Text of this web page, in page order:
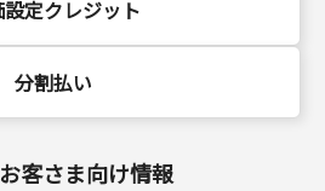
定クレジット
分割払い
客さま向け情報